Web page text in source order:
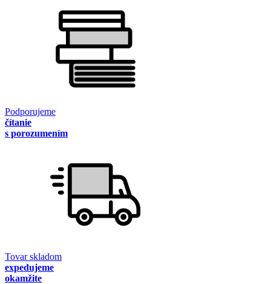
Podporujeme
čítanie
s porozumením
Tovar skladom
expedujeme
okamžite